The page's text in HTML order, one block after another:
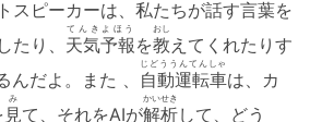
スピーカーは、 私たちが話す言葉を
したり、 天気予報
てんきよほう
を教
おし
えてくれたりす
っているんだよ。また 、 自動運転車
じどううんてんしゃ
は、カ
見
み
て、それをAIが解析
かいせき
して、どう